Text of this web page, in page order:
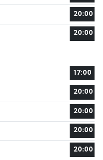
20:00
20:00
17:00
20:00
20:00
20:00
20:00